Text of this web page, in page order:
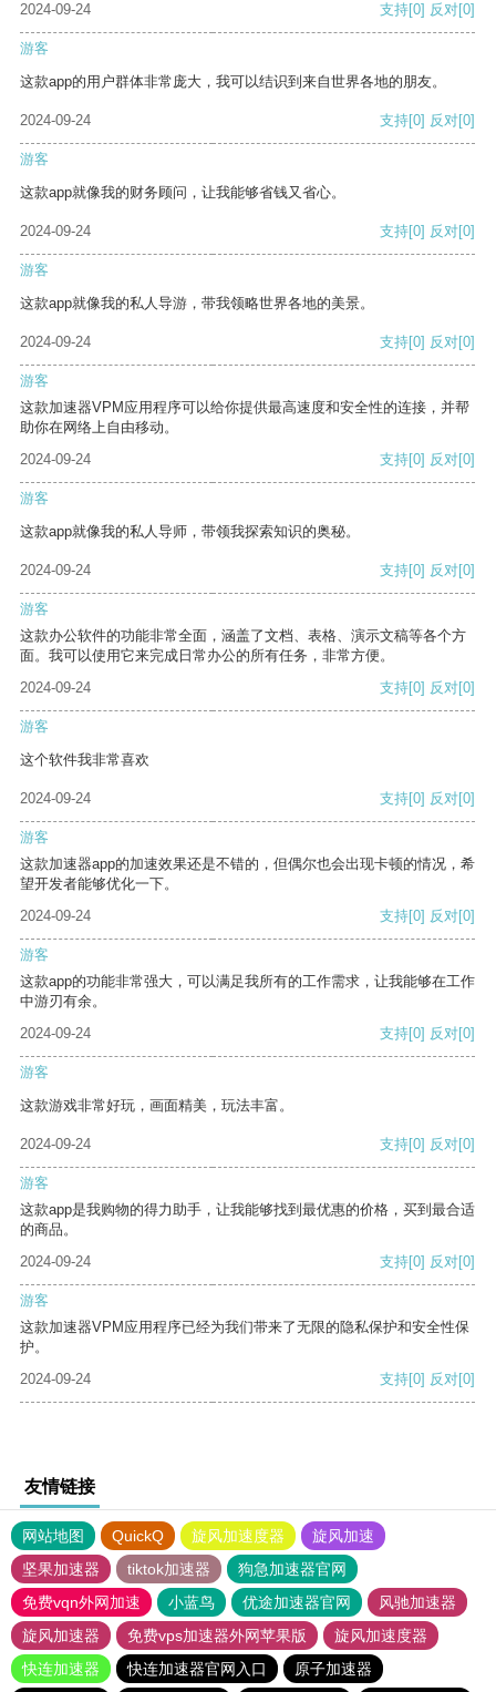
2024-09-24 支持[0] 反对[0]
游客
这款app的用户群体非常庞大，我可以结识到来自世界各地的朋友。
2024-09-24 支持[0] 反对[0]
游客
这款app就像我的财务顾问，让我能够省钱又省心。
2024-09-24 支持[0] 反对[0]
游客
这款app就像我的私人导游，带我领略世界各地的美景。
2024-09-24 支持[0] 反对[0]
游客
这款加速器VPM应用程序可以给你提供最高速度和安全性的连接，并帮
助你在网络上自由移动。
2024-09-24
支持[0] 反对[0]
游客
这款app就像我的私人导师，带领我探索知识的奥秘。
2024-09-24 支持[0] 反对[0]
游客
这款办公软件的功能非常全面，涵盖了文档、表格、演示文稿等各个方
面。我可以使用它来完成日常办公的所有任务，非常方便。
2024-09-24
支持[0] 反对[0]
游客
这个软件我非常喜欢
2024-09-24 支持[0] 反对[0]
游客
这款加速器app的加速效果还是不错的，但偶尔也会出现卡顿的情况，希
望开发者能够优化一下。
2024-09-24
支持[0] 反对[0]
游客
这款app的功能非常强大，可以满足我所有的工作需求，让我能够在工作
中游刃有余。
2024-09-24
支持[0] 反对[0]
游客
这款游戏非常好玩，画面精美，玩法丰富。
2024-09-24 支持[0] 反对[0]
游客
这款app是我购物的得力助手，让我能够找到最优惠的价格，买到最合适
的商品。
2024-09-24
支持[0] 反对[0]
游客
这款加速器VPM应用程序已经为我们带来了无限的隐私保护和安全性保
护。
2024-09-24
支持[0] 反对[0]
友情链接
网站地图 QuickQ 旋风加速度器
旋风加速
坚果加速器
tiktok加速器
狗急加速器官网
免费vqn外网加速
小蓝鸟 优途加速器官网
风驰加速器
旋风加速器
免费vps加速器外网苹果版
旋风加速度器
快连加速器
快连加速器官网入口 原子加速器